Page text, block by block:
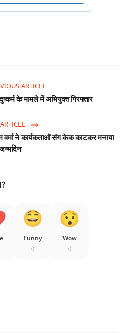
ARTICLE
के मामले में अभियुक्त गिरफ्तार
ने कार्यकताओं संग केक काटकर मनाया
Funny
0
Wow
0